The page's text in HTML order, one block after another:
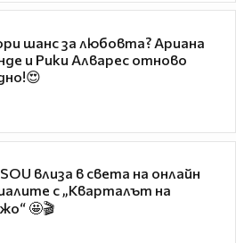
шанс за любовта? Ариана
и Рики Алварес отново
влиза в света на онлайн
с „Кварталът на
🤩🎬